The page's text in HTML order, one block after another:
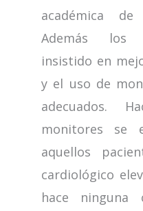
académica de
Además los
insistido en
y el uso de
adecuados.
monitores se
aquellos
cardiológico
hace